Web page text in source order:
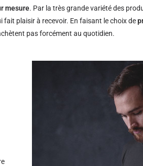
mesure. Par la très grande variété des
plaisir à recevoir. En faisant le choix de
pas forcément au quotidien.